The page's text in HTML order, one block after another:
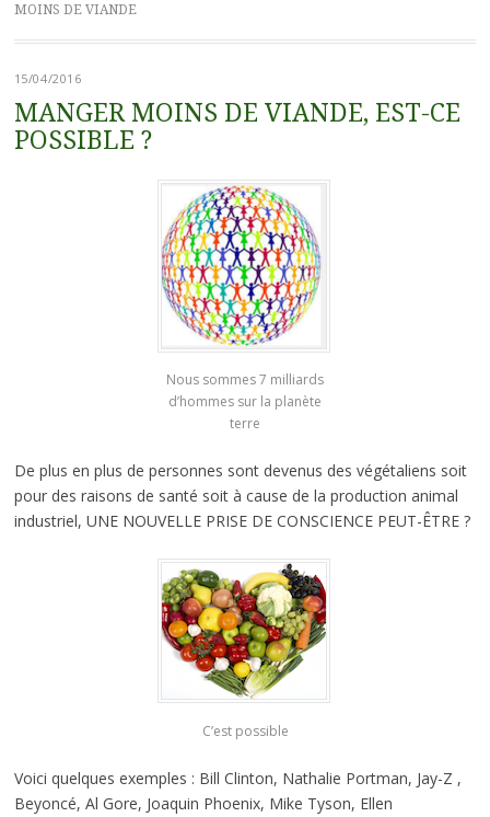
MOINS DE VIANDE
15/04/2016
MANGER MOINS DE VIANDE, EST-CE
POSSIBLE ?
Nous sommes 7 milliards
d’hommes sur la planète
terre
De plus en plus de personnes sont devenus des végétaliens soit
pour des raisons de santé soit à cause de la production animal
industriel, UNE NOUVELLE PRISE DE CONSCIENCE PEUT-ÊTRE ?
C’est possible
Voici quelques exemples : Bill Clinton, Nathalie Portman, Jay-Z ,
Beyoncé, Al Gore, Joaquin Phoenix, Mike Tyson, Ellen